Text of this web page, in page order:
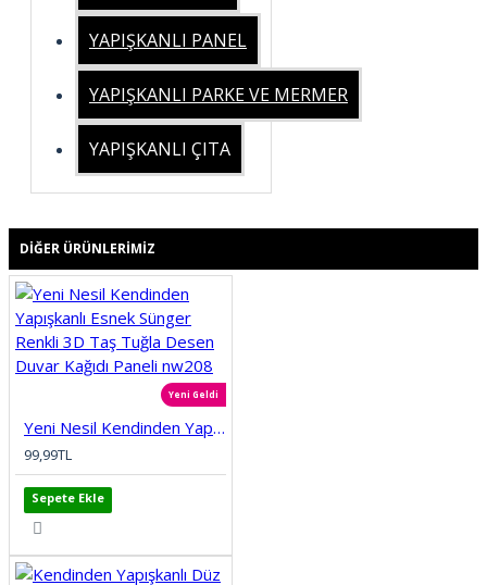
YAPIŞKANLI PANEL
YAPIŞKANLI PARKE VE MERMER
YAPIŞKANLI ÇITA
DIĞER ÜRÜNLERIMIZ
Yeni Geldi
Yeni Nesil Kendinden Yapışkanlı Esnek Sünger Renkli 3D Taş Tuğla Desen Duvar Kağıdı Paneli nw208
99,99TL
Sepete Ekle